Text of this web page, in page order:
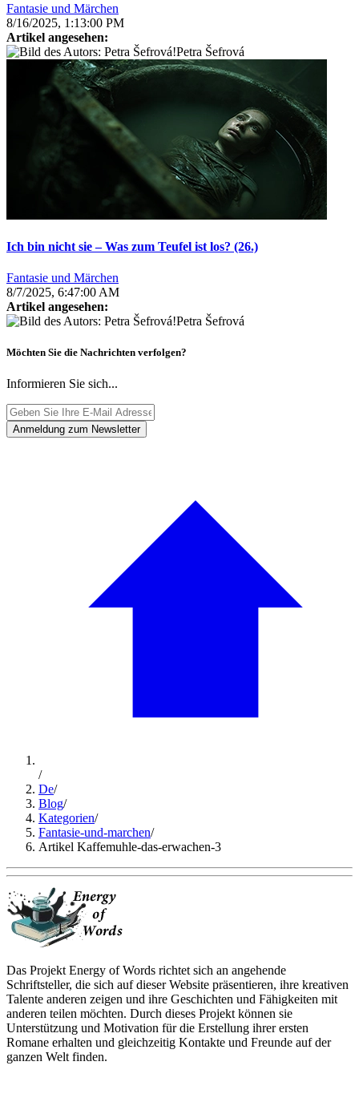
Fantasie und Märchen
8/16/2025, 1:13:00 PM
Artikel angesehen:
Petra Šefrová
Ich bin nicht sie – Was zum Teufel ist los? (26.)
Fantasie und Märchen
8/7/2025, 6:47:00 AM
Artikel angesehen:
Petra Šefrová
Möchten Sie die Nachrichten verfolgen?
Informieren Sie sich...
Anmeldung zum Newsletter
/
De/
Blog/
Kategorien/
Fantasie-und-marchen/
Artikel Kaffemuhle-das-erwachen-3
Das Projekt Energy of Words richtet sich an angehende
Schriftsteller, die sich auf dieser Website präsentieren, ihre kreativen
Talente anderen zeigen und ihre Geschichten und Fähigkeiten mit
anderen teilen möchten. Durch dieses Projekt können sie
Unterstützung und Motivation für die Erstellung ihrer ersten
Romane erhalten und gleichzeitig Kontakte und Freunde auf der
ganzen Welt finden.